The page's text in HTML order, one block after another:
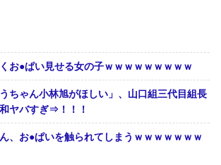
お●ぱい見せる女の子ｗｗｗｗｗｗｗｗｗ
ちゃん小林旭がほしい」、山口組三代目組長
ヤバすぎ⇒！！！
、お●ぱいを触られてしまうｗｗｗｗｗｗｗ